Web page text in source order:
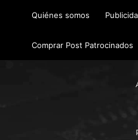
Quiénes somos
Comprar Post Patrocinados